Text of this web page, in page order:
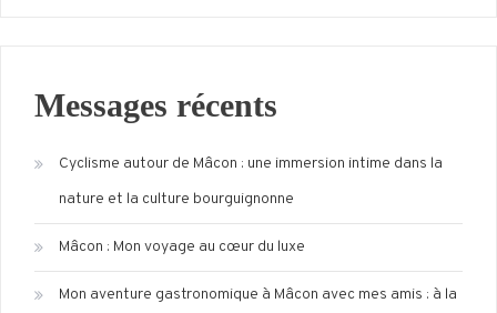
Messages récents
Cyclisme autour de Mâcon : une immersion intime dans la
nature et la culture bourguignonne
Mâcon : Mon voyage au cœur du luxe
Mon aventure gastronomique à Mâcon avec mes amis : à la